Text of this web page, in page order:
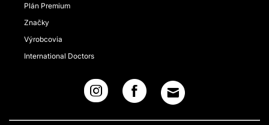
Plán Premium
Značky
Výrobcovia
International Doctors